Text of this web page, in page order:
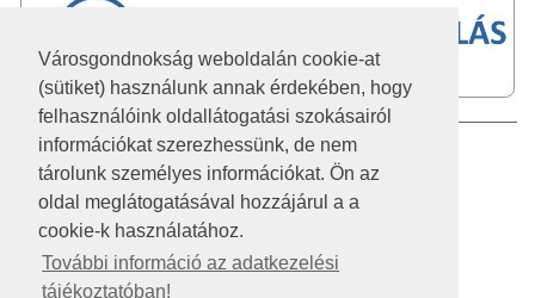
Városgondnokság weboldalán cookie-at
(sütiket) használunk annak érdekében, hogy
felhasználóink oldallátogatási szokásairól
információkat szerezhessünk, de nem
tárolunk személyes információkat. Ön az
oldal meglátogatásával hozzájárul a a
cookie-k használatához.
További információ az adatkezelési
tájékoztatóban!
IMPRESSZUM
JOGI NYILATKOZAT
AKADÁLYMENTESÍTÉSI NYILATKOZAT